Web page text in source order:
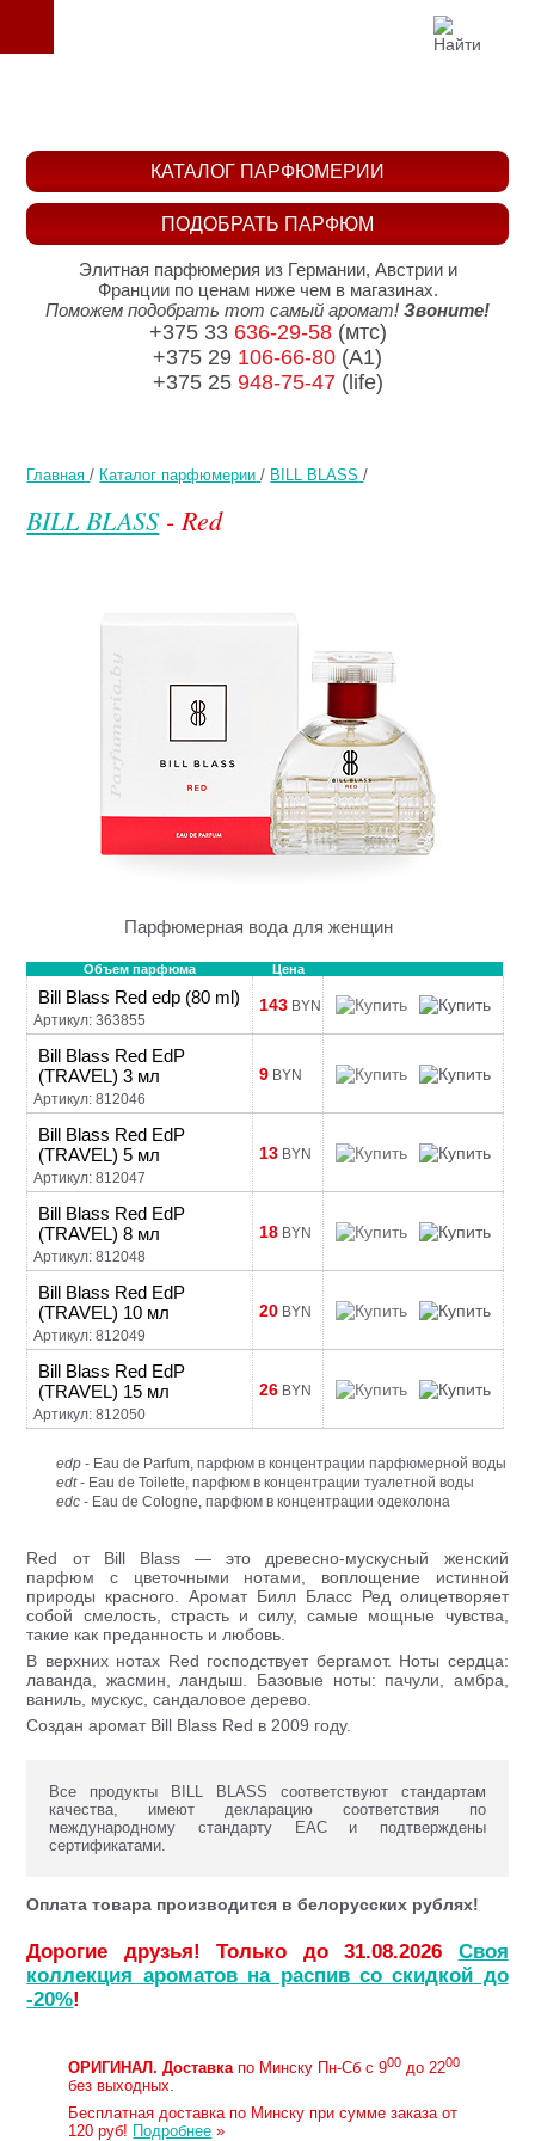
Главная / Каталог парфюмерии / BILL BLASS /
BILL BLASS - Red
Парфюмерная вода для женщин
Объем парфюма Цена
Bill Blass Red edp (80 ml)
Артикул: 363855
143 BYN
Bill Blass Red EdP
(TRAVEL) 3 мл
Артикул: 812046
9 BYN
Bill Blass Red EdP
(TRAVEL) 5 мл
Артикул: 812047
13 BYN
Bill Blass Red EdP
(TRAVEL) 8 мл
Артикул: 812048
18 BYN
Bill Blass Red EdP
(TRAVEL) 10 мл
Артикул: 812049
20 BYN
Bill Blass Red EdP
(TRAVEL) 15 мл
Артикул: 812050
26 BYN
edp - Eau de Parfum, парфюм в концентрации парфюмерной воды
edt- Eau de Toilette, парфюм в концентрации туалетной воды
edc - Eau de Cologne, парфюм в концентрации одеколона
Red от Bill Blass — это древесно-мускусный женский
парфюм с цветочными нотами, воплощение исти­нной
природы красного. Аромат Билл Бласс Ред олицетворяет
собой сме­лость, страсть и силу, самые мощные чувства,
такие как преданность и любо­вь.
В верхних нотах Red господствует бергамот. Ноты сердца:
лаванда, жасмин, ландыш. Базовые ноты: пачули, амбра,
ваниль, мускус, сандаловое дерево.
Создан аромат Bill Blass Red в 2009 году.
Все продукты BILL BLASS соответствуют стандартам
качества, имеют декларацию соответствия по
международному стандарту ЕАС и подтверждены
сертификатами.
Оплата товара производится в белорусских рублях!
Дорогие друзья! Только до 31.08.2026 Своя
коллекция ароматов на распив со скидкой до
-20%!
ОРИГИНАЛ. Доставкапо Минску Пн-Сб с 900 до 2200
без выходных.
Бесплатная доставка по Минску при сумме заказа от
120 руб! Подробнее »
ПОДОБРАТЬ ПАРФЮМ
КАТАЛОГ ПАРФЮМЕРИИ
Элитная парфюмерия из Германии, Австрии и
Франции по ценам ниже чем в магазинах.
Поможем подобрать тот самый аромат! Звоните!
+375 33 636-29-58(мтс)
+375 29 106-66-80 (A1)
+375 25 948-75-47(life)